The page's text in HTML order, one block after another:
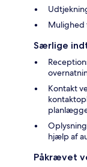
Mulighed
Særlige
Kontakt
hjælp af
Påkrævet